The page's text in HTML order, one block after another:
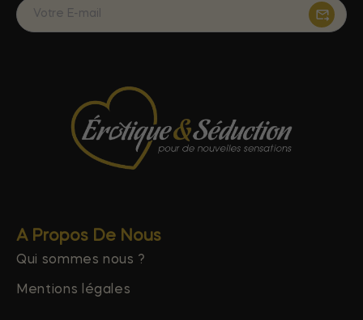
A Propos De Nous
Qui sommes nous ?
Mentions légales